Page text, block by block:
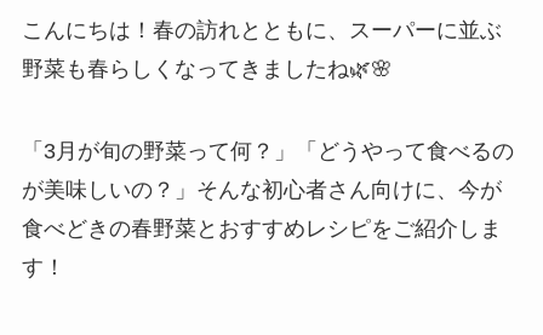
こんにちは！春の訪れとともに、スーパーに並ぶ
野菜も春らしくなってきましたね🌿🌸
「3月が旬の野菜って何？」「どうやって食べるの
が美味しいの？」そんな初心者さん向けに、今が
食べどきの春野菜とおすすめレシピをご紹介しま
す！